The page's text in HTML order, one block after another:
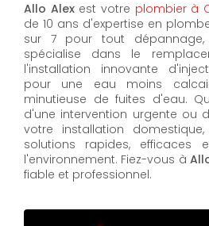
Allo Alexest votre plombier à
de 10 ans d'expertise en
sur 7 pour tout
spécialise dans le
l'installation innovante
pour une eau moins
minutieuse de fuites d'eau.
d'une intervention urgente ou
votre installation domestique,
solutions rapides, efficaces
l'environnement. Fiez-vous à
fiable et professionnel.